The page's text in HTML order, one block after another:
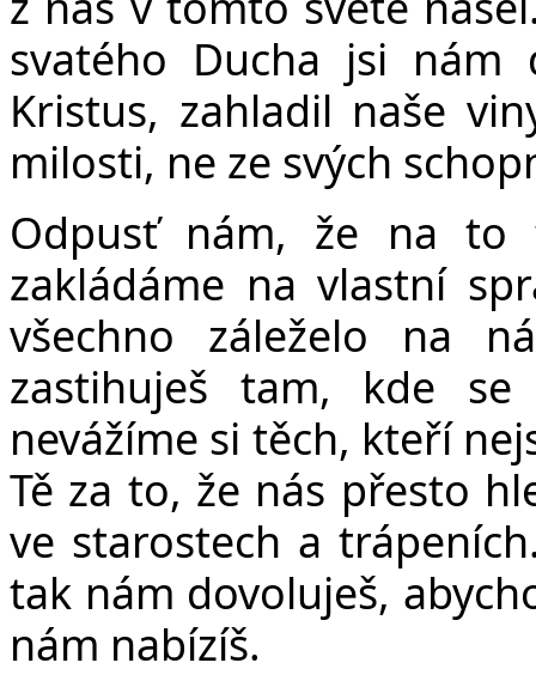
svatého Ducha jsi nám
Kristus, zahladil naše
milosti, ne ze svých
Odpusť nám, že na to
zakládáme na vlastní
všechno záleželo na
zastihuješ tam, kde
nevážíme si těch, kteří
Tě za to, že nás přesto
ve starostech a
tak nám dovoluješ,
nám nabízíš.